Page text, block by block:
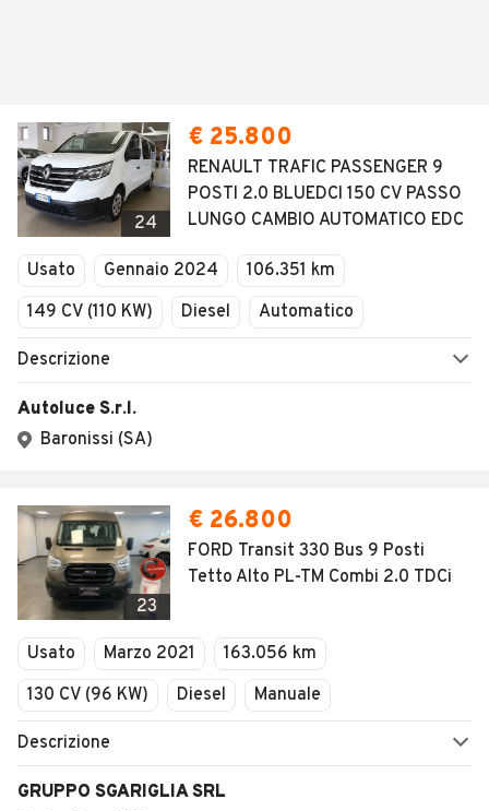
24
€ 25.800
RENAULT TRAFIC PASSENGER 9
POSTI 2.0 BLUEDCI 150 CV PASSO
LUNGO CAMBIO AUTOMATICO EDC
Usato Gennaio 2024
106.351 km
149 CV (110 KW)
Diesel Automatico
Descrizione
Autoluce S.r.l.
Baronissi (SA)
23
€ 26.800
FORD Transit 330 Bus 9 Posti
Tetto Alto PL-TM Combi 2.0 TDCi
Usato Marzo 2021
163.056 km
130 CV (96 KW)
Diesel Manuale
Descrizione
GRUPPO SGARIGLIA SRL